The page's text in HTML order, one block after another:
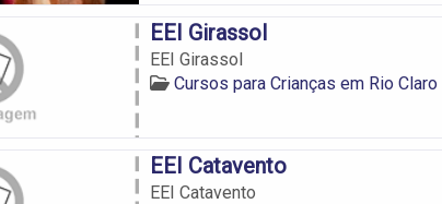
EEI Girassol
EEI Girassol
Cursos para Crianças em Rio Claro
EEI Catavento
EEI Catavento